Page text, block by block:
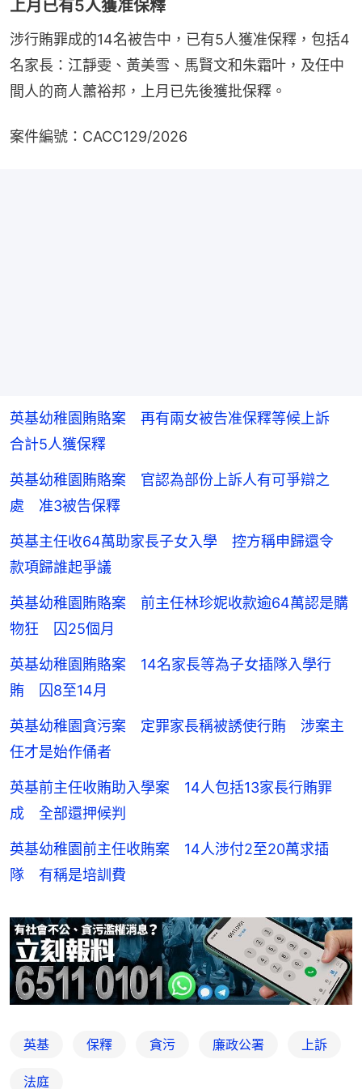
上月已有5人獲准保釋
涉行賄罪成的14名被告中，已有5人獲准保釋，包括4
名家長：江靜雯、黃美雪、馬賢文和朱霜叶，及任中
間人的商人蕭裕邦，上月已先後獲批保釋。
案件編號：CACC129/2026
英基幼稚園賄賂案 再有兩女被告准保釋等候上訴
合計5人獲保釋
英基幼稚園賄賂案 官認為部份上訴人有可爭辯之
處 准3被告保釋
英基主任收64萬助家長子女入學 控方稱申歸還令
款項歸誰起爭議
英基幼稚園賄賂案 前主任林珍妮收款逾64萬認是購
物狂 囚25個月
英基幼稚園賄賂案 14名家長等為子女插隊入學行
賄 囚8至14月
英基幼稚園貪污案 定罪家長稱被誘使行賄 涉案主
任才是始作俑者
英基前主任收賄助入學案 14人包括13家長行賄罪
成 全部還押候判
英基幼稚園前主任收賄案 14人涉付2至20萬求插
隊 有稱是培訓費
英基 保釋 貪污 廉政公署 上訴
法庭